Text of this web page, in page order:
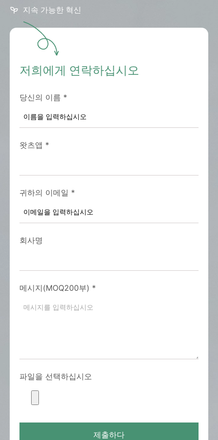
지속 가능한 혁신
저희에게 연락하십시오
당신의 이름 *
왓츠앱 *
귀하의 이메일 *
회사명
메시지(MOQ200부) *
파일을 선택하십시오
제출하다